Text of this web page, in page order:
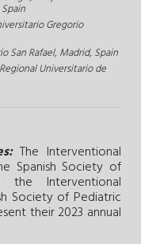
Gregorio
San Rafael, Madrid, Spain
Universitario de
The Interventional
Spanish Society of
the Interventional
Society of Pediatric
their 2023 annual